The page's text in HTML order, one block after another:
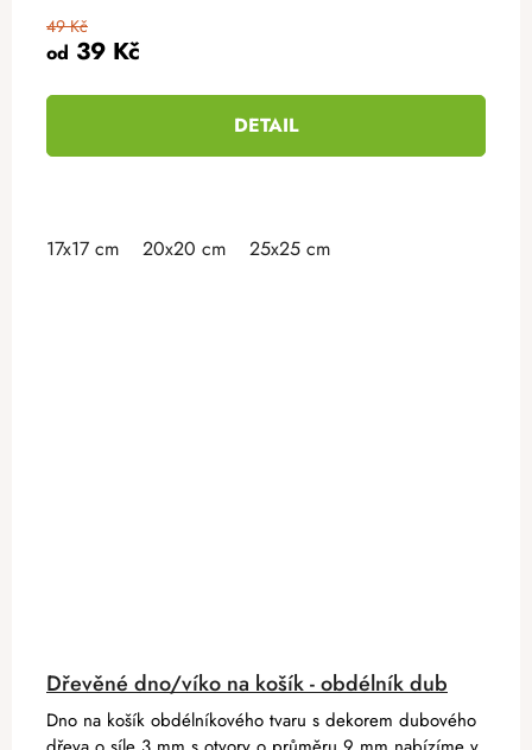
od 39 Kč
49 Kč
DETAIL
17x17 cm 20x20 cm 25x25 cm
Dřevěné dno/víko na košík - obdélník dub
Dno na košík obdélníkového tvaru s dekorem dubového